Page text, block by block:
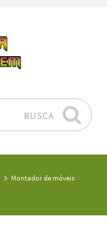
BUSCA
Montador de móveis